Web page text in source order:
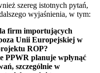
szereg istotnych pytań,
wyjaśnienia, w tym:
firm importujących
Unii Europejskiej w
ROP?
PPWR planuje wpłynąć
szczególnie w